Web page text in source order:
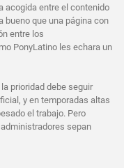
acogida entre el contenido
bueno que una página con
entre los
PonyLatino les echara un
prioridad debe seguir
y en temporadas altas
el trabajo. Pero
sepan